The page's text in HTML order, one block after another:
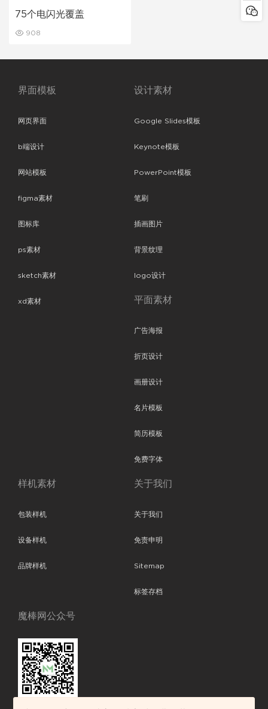
75个电闪光覆盖
908
界面模板
网页界面
b端设计
网站模板
figma素材
图标库
ps素材
sketch素材
xd素材
设计素材
Google Slides模板
Keynote模板
PowerPoint模板
笔刷
插画图片
背景纹理
logo设计
平面素材
广告海报
折页设计
画册设计
名片模板
简历模板
免费字体
样机素材
包装样机
设备样机
品牌样机
关于我们
关于我们
免责申明
Sitemap
标签存档
魔棒网公众号